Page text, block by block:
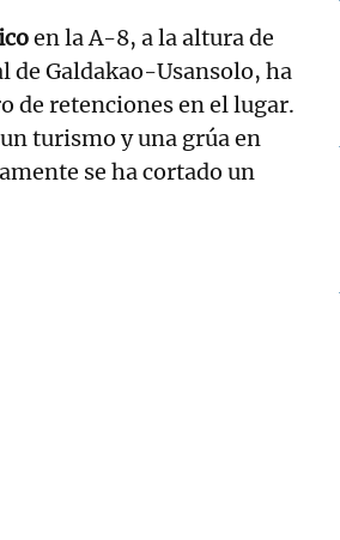
en la A-8, a la altura de
de Galdakao-Usansolo, ha
de retenciones en el lugar.
turismo y una grúa en
se ha cortado un